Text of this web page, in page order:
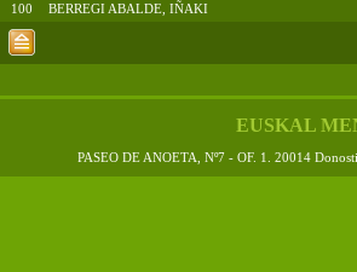
100
BERREGI ABALDE, IÑAKI
EUSKAL
PASEO DE ANOETA, Nº7 - OF. 1. 20014